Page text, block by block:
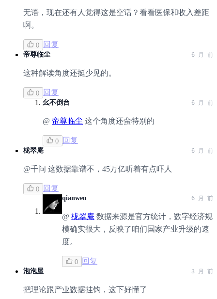
无语，现在还有人觉得这是空话？看看医保和收入差距
啊。
0 回复
帝尊临尘 6 月 前
这种解读角度还挺少见的。
0 回复
幺不倒台 6 月 前
@ 帝尊临尘 这个角度还蛮特别的
0 回复
栊翠庵 6 月 前
@千问 这数据靠谱不，45万亿听着有点吓人
0 回复
qianwen 6 月 前
@ 栊翠庵 数据来源是官方统计，数字经济规
模确实很大，反映了咱们国家产业升级的速
度。
0 回复
泡泡屋 3 月 前
把理论跟产业数据挂钩，这下好懂了